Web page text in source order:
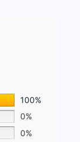
100%
0%
0%